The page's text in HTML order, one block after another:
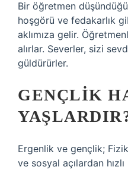
Bir öğretmen
hoşgörü ve fedakarlık
aklımıza gelir.
alırlar. Severler, sizi
güldürürler.
GENÇLIK
Ergenlik ve gençlik;
ve sosyal açılardan